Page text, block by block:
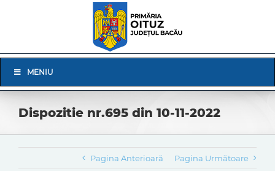
Navigation
MENIU
Dispozitie nr.695 din 10-11-2022
Pagina Anterioară Pagina Următoare